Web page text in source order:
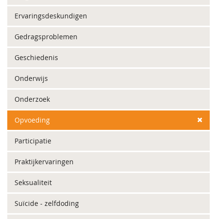
Ervaringsdeskundigen
Gedragsproblemen
Geschiedenis
Onderwijs
Onderzoek
Opvoeding
Participatie
Praktijkervaringen
Seksualiteit
Suïcide - zelfdoding